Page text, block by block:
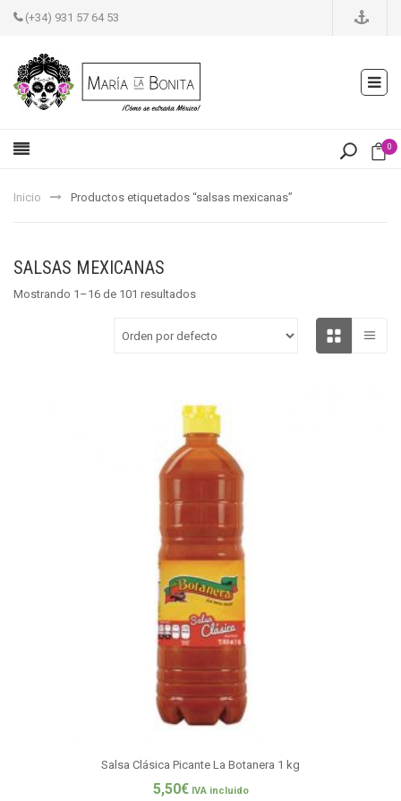
(+34) 931 57 64 53
0
Inicio Productos etiquetados “salsas mexicanas”
SALSAS MEXICANAS
Mostrando 1–16 de 101 resultados
Salsa Clásica Picante La Botanera 1 kg
5,50€ IVA incluido